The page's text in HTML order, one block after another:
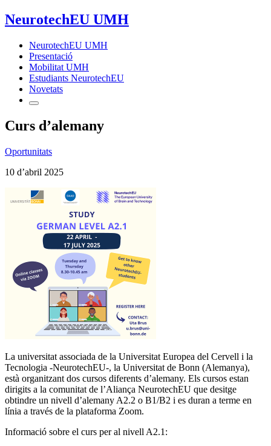
NeurotechEU UMH
NeurotechEU UMH
Presentació
Mobilitat UMH
Estudiants NeurotechEU
Novetats
Curs d’alemany
Oportunitats
10 d’abril 2025
La universitat associada de la Universitat Europea del Cervell i la
Tecnologia -NeurotechEU-, la Universitat de Bonn (Alemanya),
està organitzant dos cursos diferents d’alemany. Els cursos estan
dirigits a la comunitat de l’Aliança NeurotechEU que desitge
obtindre un nivell d’alemany A2.2 o B1/B2 i es duran a terme en
línia a través de la plataforma Zoom.
Informació sobre el curs per al nivell A2.1: